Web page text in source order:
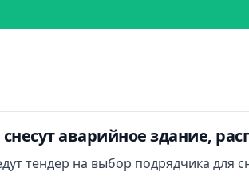
аварийное здание,
тендер на выбор подрядчика для